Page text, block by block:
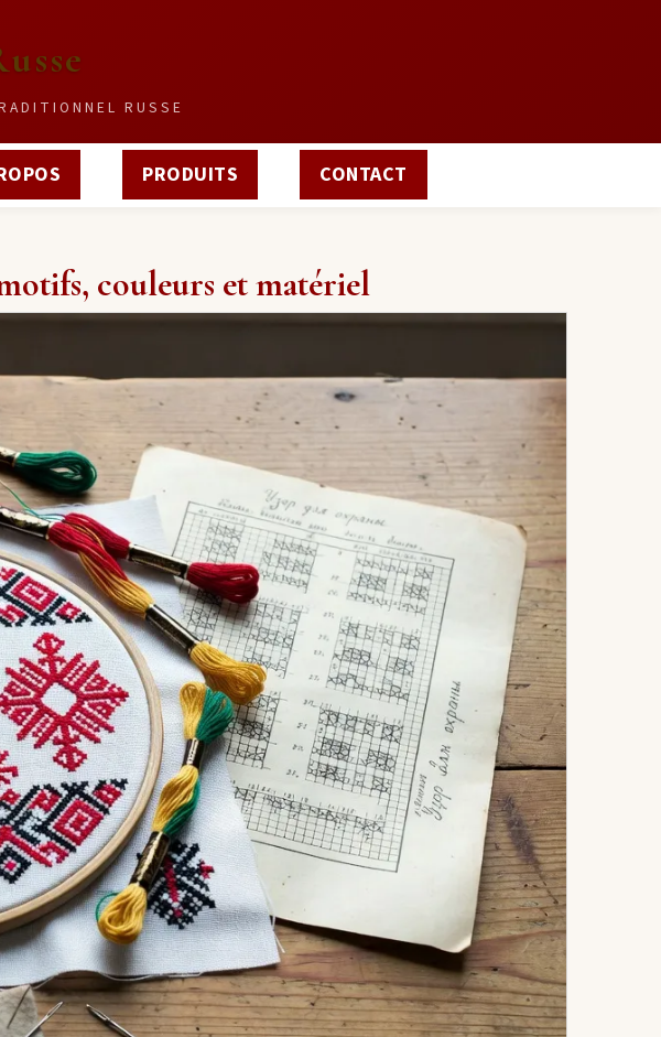
RUSSE
PRODUITS CONTACT
couleurs et matériel